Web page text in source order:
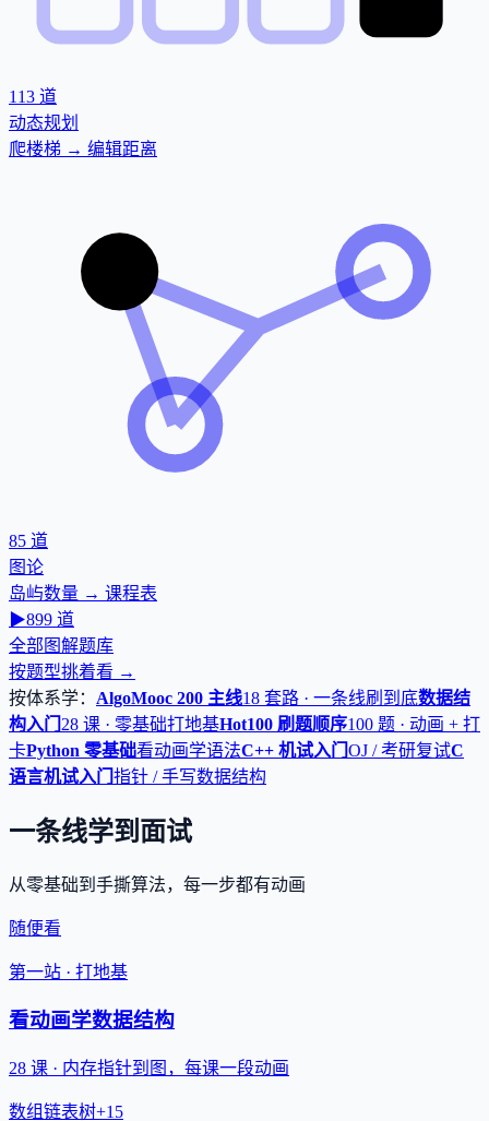
113 道
动态规划
爬楼梯 → 编辑距离
85 道
图论
岛屿数量 → 课程表
▶899 道
全部图解题库
按题型挑着看 →
按体系学： AlgoMooc 200 主线18 套路 · 一条线刷到底数据结
构入门 28 课 · 零基础打地基Hot100 刷题顺序100 题 · 动画 + 打
卡Python 零基础看动画学语法C++ 机试入门 OJ / 考研复试C
语言机试入门 指针 / 手写数据结构
一条线学到面试
从零基础到手撕算法，每一步都有动画
随便看
第一站 · 打地基
看动画学数据结构
28 课 · 内存指针到图，每课一段动画
数组链表树+15